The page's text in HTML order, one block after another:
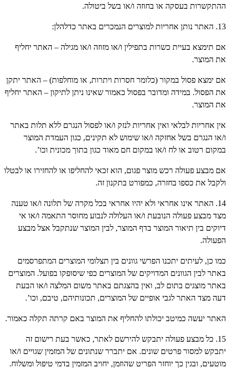
ההתקשרות בעסקה או בחוזה ו/או בשל ביטולה.
13. האתר נותן אחריות למוצרים הנמכרים באתר כדלהלן:
אם תימצא בעיית כשרות בתפילין ו/או מזוזה ו/או מגילה – האתר יחליף
את המוצר.
אם ימצא פסול במקור (כלומר חסרות ויתרות, או מוחלפות) – האתר יתקן
את הפסול. במידה ומדובר בפסול כאמור שאינו ניתן לתיקון – האתר יחליף
את המוצר.
אין אחריות לבלאי ואין אחריות לנזק ו/או לפסול הנגרם ללא תלות באתר
ו/או הנגרם בשל אחזקה ו/או שימוש לא תקינים, כגון העמדת המוצר
במקום רטוב או לח ו/או במקום חם מאוד כגון בתוך מכונית וכו’.
אם מבצע פעולה רכש מוצר פגום, הוא זכאי להחליפו או להחזירו או לבטלו
ולקבל את כספו בחזרה, כמפורט בתקנון זה.
14. האתר אינו אחראי ולא יהיו אחראי בכל מקרה של תלונה ו/או טענה
מצד מבצע פעולה הנובעת ו/או העלולה לנבוע מחוסר התאמה ו/או אי
דיוקים בין תיאור המוצר בדף המוצר, לבין המוצר שנתקבל אצל מבצע
הפעולה.
כמו כן, לעיתים יתכנו הפרשי גוונים בין תצלומי המוצרים המתפרסמים
באתר לבין הגוונים המדויקים של המוצרים כפי שיסופקו בפועל. המוצרים
באתר מוצגים בתום לב, ואין בהצגתם באתר משום המלצה ו/או הבעת
דעה מצד האתר לגבי אופיים של המוצרים, תכונותיהם, טיבם, וכו’.
האתר יעשה כמיטב יכולתו להחליף את המוצר באם קרתה תקלה כאמור.
15. כל מבצע פעולה יתבקש להירשם לאתר, כאשר בעת רישום זה
יתבקש למסור פרטים שונים. אם יתברר שנתונים של המזמין שגויים ו/או
מוטעים, ובגין כך יוחזר הפריט שהוזמן, יחויב המזמין בדמי טיפול ומשלוח.